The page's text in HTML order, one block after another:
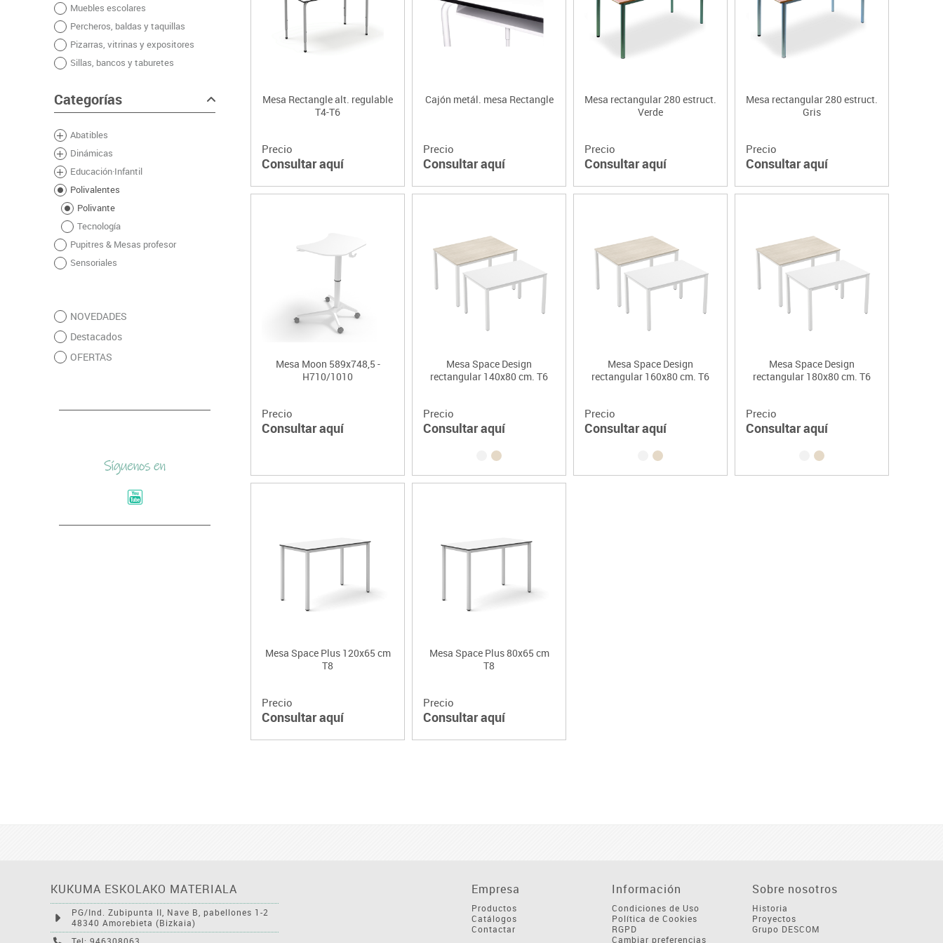
Plastifica, encuaderna, destruye
Papel y manipulados
Muebles escolares
Percheros, baldas y taquillas
Pizarras, vitrinas y expositores
Sillas, bancos y taburetes
Categorías
Abatibles
Dinámicas
Educación·Infantil
Polivalentes
Polivante
Tecnología
Pupitres & Mesas profesor
Sensoriales
NOVEDADES
Destacados
OFERTAS
Mesa Rectangle alt. regulable
T4-T6
Precio
Consultar aquí
Cajón metál. mesa Rectangle
Precio
Consultar aquí
Mesa rectangular 280 estruct.
Verde
Precio
Consultar aquí
Mesa rectangular 280 estruct.
Gris
Precio
Consultar aquí
Mesa Moon 589x748,5 -
H710/1010
Precio
Consultar aquí
Mesa Space Design
rectangular 140x80 cm. T6
Precio
Consultar aquí
Mesa Space Design
rectangular 160x80 cm. T6
Precio
Consultar aquí
Mesa Space Design
rectangular 180x80 cm. T6
Precio
Consultar aquí
Mesa Space Plus 120x65 cm
T8
Precio
Consultar aquí
Mesa Space Plus 80x65 cm
T8
Precio
Consultar aquí
KUKUMA ESKOLAKO MATERIALA
PG/Ind. Zubipunta II, Nave B, pabellones 1-2
48340 Amorebieta (Bizkaia)
Empresa
Productos
Catálogos
Contactar
Información
Condiciones de Uso
Política de Cookies
RGPD
Cambiar preferencias
Sobre nosotros
Historia
Proyectos
Grupo DESCOM